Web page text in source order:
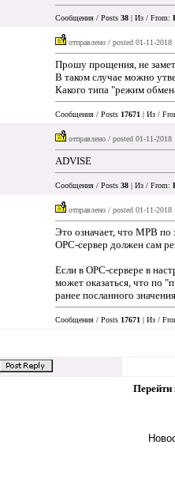
Сообщения / Posts 38 | Из / From:
отправлено / posted 01-11-2018
Прошу прощения, не
В таком случае можно
Какого типа "режим
Сообщения / Posts 17671 | Из /
отправлено / posted 01-11-2018
ADVISE
Сообщения / Posts 38 | Из / From:
отправлено / posted 01-11-2018
Это означает, что МРВ по
OPC-сервер должен сам
Если в OPC-сервере в
может оказаться, что по
ранее посланного
Сообщения / Posts 17671 | Из /
Перейти